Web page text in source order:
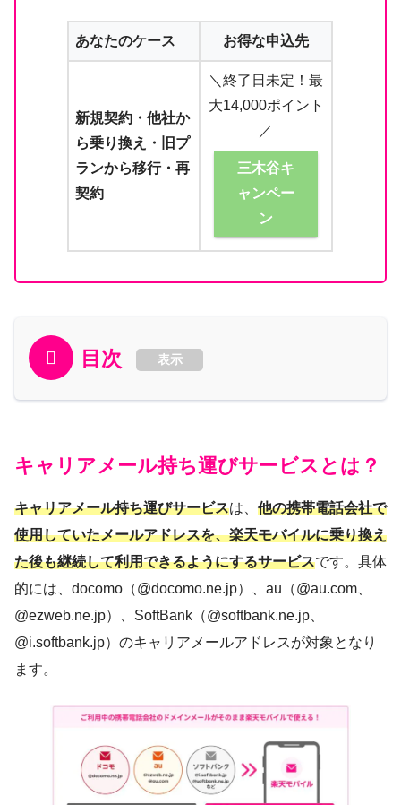
あなたのケース お得な申込先
新規契約・他社か
ら乗り換え・旧プ
ランから移行・再
契約
＼終了日未定！最
大14,000ポイント
／
三木谷キ
ャンペー
ン
目次 表示
キャリアメール持ち運びサービスとは？
キャリアメール持ち運びサービスは、 他の携帯電話会社で
使用していたメールアドレスを、楽天モバイルに乗り換え
た後も継続して利用できるようにするサービスです。具体
的には、docomo（@docomo.ne.jp）、au（@au.com、
@ezweb.ne.jp）、SoftBank（@softbank.ne.jp、
@i.softbank.jp）のキャリアメールアドレスが対象となり
ます。